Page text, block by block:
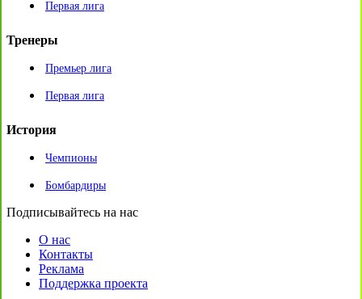
Первая лига
Тренеры
Премьер лига
Первая лига
История
Чемпионы
Бомбардиры
Подписывайтесь на нас
О нас
Контакты
Реклама
Поддержка проекта